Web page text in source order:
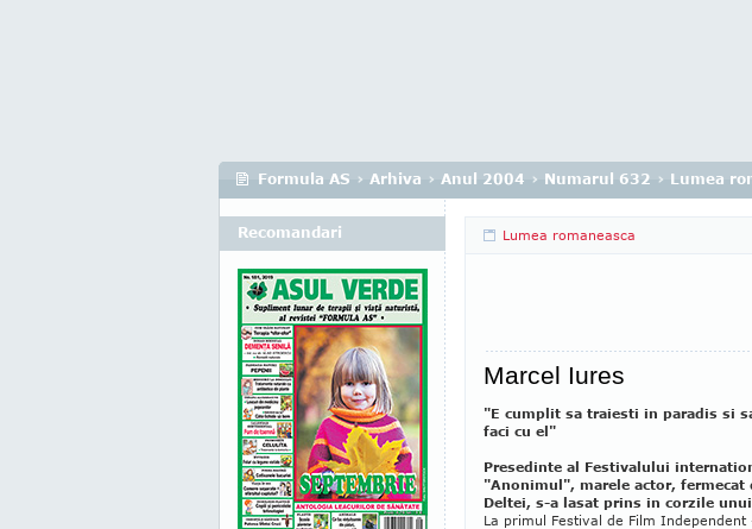
Formula AS › Arhiva › Anul 2004 › Numarul 632 › Lumea
Lumea romaneasca
Marcel Iures
"E cumplit sa traiesti in paradis si
faci cu el"
Presedinte al Festivalului
"Anonimul", marele actor, fermecat
Deltei, s-a lasat prins in corzile
La primul Festival de Film Independent
Recomandari